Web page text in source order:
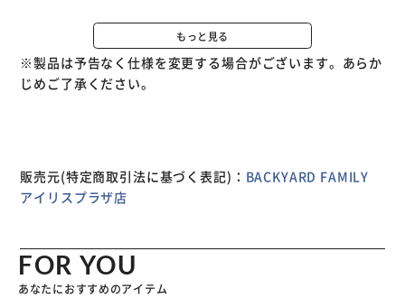
ら、コーディネートに合わせて使い分けもできておしゃれの
幅が広がりますよ！ 大切な日をもっと素敵に演出してくれ
る、華やかなリボンのヘアクリップで、毎日がもっと楽しく
なりますよ♪
もっと見る
※製品は予告なく仕様を変更する場合がございます。あらか
じめご了承ください。
販売元(特定商取引法に基づく表記)： BACKYARD FAMILY
アイリスプラザ店
FOR YOU
あなたにおすすめのアイテム